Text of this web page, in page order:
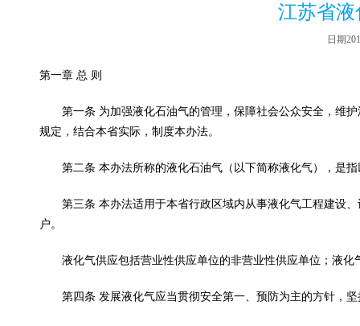
江苏省
日期
第一章 总 则
第一条 为加强液化石油气的管理，保障社会公众安全，维护
规定，结合本省实际，制度本办法。
第二条 本办法所称的液化石油气（以下简称液化气），是指
第三条 本办法适用于本省行政区域内从事液化气工程建设、
户。
液化气供应包括营业性供应单位的非营业性供应单位；液化
第四条 发展液化气应当贯彻安全第一、预防为主的方针，坚